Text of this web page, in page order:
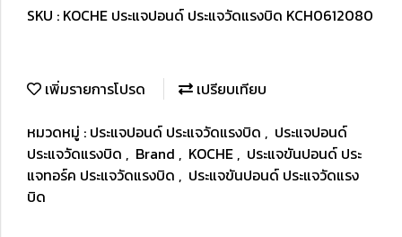
SKU : KOCHE ประแจปอนด์ ประแจวัดแรงบิด KCH0612080
เพิ่มรายการโปรด
เปรียบเทียบ
หมวดหมู่ : ประแจปอนด์ ประแจวัดแรงบิด , ประแจปอนด์
ประแจวัดแรงบิด , Brand , KOCHE , ประแจขันปอนด์ ประ
แจทอร์ค ประแจวัดแรงบิด , ประแจขันปอนด์ ประแจวัดแรง
บิด